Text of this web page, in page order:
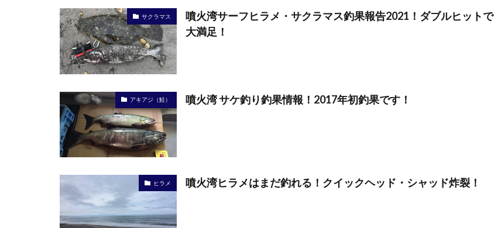
サクラマス
噴火湾サーフヒラメ・サクラマス釣果報告2021！ダブルヒットで
大満足！
アキアジ（鮭） 噴火湾 サケ釣り釣果情報！2017年初釣果です！
ヒラメ 噴火湾ヒラメはまだ釣れる！クイックヘッド・シャッド炸裂！